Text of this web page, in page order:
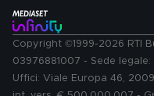
Copyright ©1999-2026 RTI
03976881007 - Sede
Uffici: Viale Europa 46,